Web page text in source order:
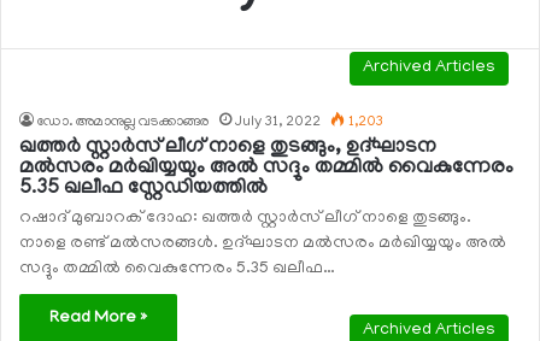
Archived Articles
ഡോ. അമാനുല്ല വടക്കാങ്ങര July 31, 2022 1,203
ഖത്തര്‍ സ്റ്റാര്‍സ് ലീഗ് നാളെ തുടങ്ങും, ഉദ്ഘാടന
മല്‍സരം മര്‍ഖിയ്യയും അല്‍ സദ്ദും തമ്മില്‍ വൈകുന്നേരം
5.35 ഖലീഫ സ്റ്റേഡിയത്തില്‍
റഷാദ് മുബാറക് ദോഹ: ഖത്തര്‍ സ്റ്റാര്‍സ് ലീഗ് നാളെ തുടങ്ങും.
നാളെ രണ്ട് മല്‍സരങ്ങള്‍. ഉദ്ഘാടന മല്‍സരം മര്‍ഖിയ്യയും അല്‍
സദ്ദും തമ്മില്‍ വൈകുന്നേരം 5.35 ഖലീഫ…
Read More »
Archived Articles